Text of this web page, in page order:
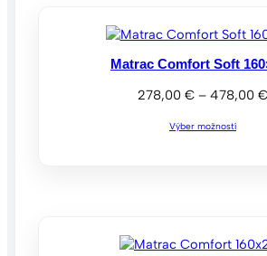
Matrac Comfort Soft
278,00 € – 478,00 €
Výber možností